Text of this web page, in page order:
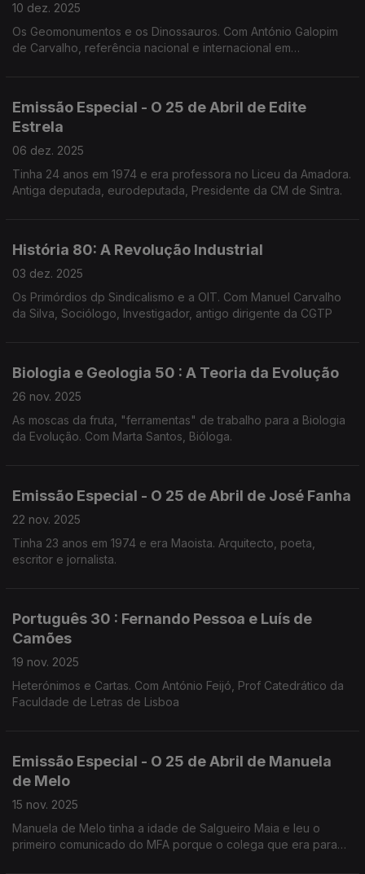
10 dez. 2025
Os Geomonumentos e os Dinossauros. Com António Galopim
de Carvalho, referência nacional e internacional em
Emissão Especial - O 25 de Abril de Edite
Estrela
06 dez. 2025
Tinha 24 anos em 1974 e era professora no Liceu da Amadora.
Antiga deputada, eurodeputada, Presidente da CM de Sintra.
História 80: A Revolução Industrial
03 dez. 2025
Os Primórdios dp Sindicalismo e a OIT. Com Manuel Carvalho
da Silva, Sociólogo, Investigador, antigo dirigente da CGTP
Biologia e Geologia 50 : A Teoria da Evolução
26 nov. 2025
As moscas da fruta, "ferramentas" de trabalho para a Biologia
da Evolução. Com Marta Santos, Bióloga.
Emissão Especial - O 25 de Abril de José Fanha
22 nov. 2025
Tinha 23 anos em 1974 e era Maoista. Arquitecto, poeta,
escritor e jornalista.
Português 30 : Fernando Pessoa e Luís de
Camões
19 nov. 2025
Heterónimos e Cartas. Com António Feijó, Prof Catedrático da
Faculdade de Letras de Lisboa
Emissão Especial - O 25 de Abril de Manuela
de Melo
15 nov. 2025
Manuela de Melo tinha a idade de Salgueiro Maia e leu o
primeiro comunicado do MFA porque o colega que era para